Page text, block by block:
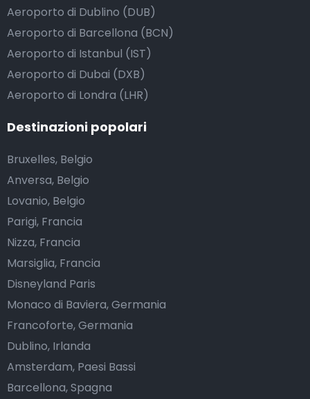
Aeroporto di Dublino (DUB)
Aeroporto di Barcellona (BCN)
Aeroporto di Istanbul (IST)
Aeroporto di Dubai (DXB)
Aeroporto di Londra (LHR)
Destinazioni popolari
Bruxelles, Belgio
Anversa, Belgio
Lovanio, Belgio
Parigi, Francia
Nizza, Francia
Marsiglia, Francia
Disneyland Paris
Monaco di Baviera, Germania
Francoforte, Germania
Dublino, Irlanda
Amsterdam, Paesi Bassi
Barcellona, Spagna